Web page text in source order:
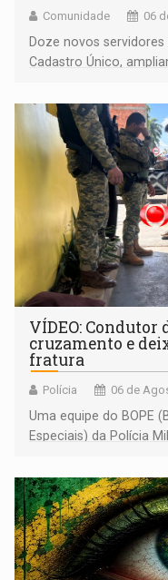
Comunidade 06
Doze novos
Cadastro Único,
VÍDEO: Condutor
cruzamento e
fratura
Polícia 06 de
Uma equipe do BOPE
Especiais) da Polícia